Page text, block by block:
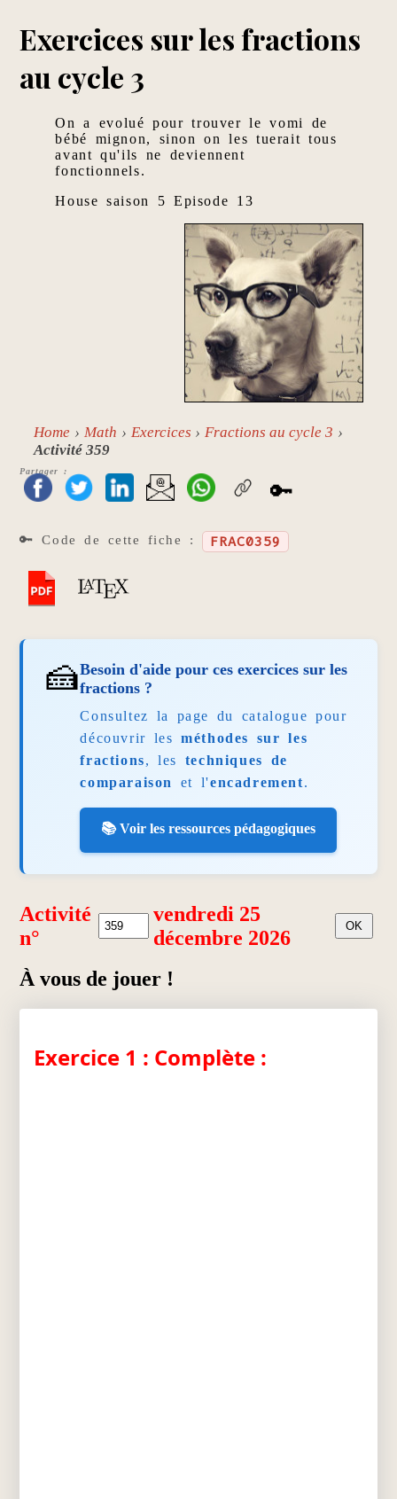
Exercices sur les fractions
au cycle 3
On a evolué pour trouver le vomi de
bébé mignon, sinon on les tuerait tous
avant qu'ils ne deviennent
fonctionnels.
House saison 5 Episode 13
Home Math Exercices
Fractions au cycle 3
Activité 359
Partager :
🔑
🔑 Code de cette fiche : FRAC0359
🍰Besoin d'aide pour ces exercices sur les
fractions ?
Consultez la page du catalogue pour
découvrir lesméthodes sur les
fractions, les techniques de
comparaison
et l'encadrement.
📚 Voir les ressources pédagogiques
Activité
n°
vendredi 25
décembre 2026
À vous de jouer !
Exercice 1 : Complète :